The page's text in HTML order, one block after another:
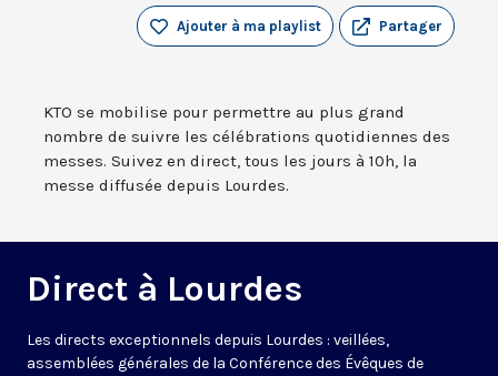
Partager
Ajouter à ma playlist
KTO se mobilise pour permettre au plus grand
nombre de suivre les célébrations quotidiennes des
messes. Suivez en direct, tous les jours à 10h, la
messe diffusée depuis Lourdes.
Direct à Lourdes
Les directs exceptionnels depuis Lourdes : veillées,
assemblées générales de la Conférence des Évêques de